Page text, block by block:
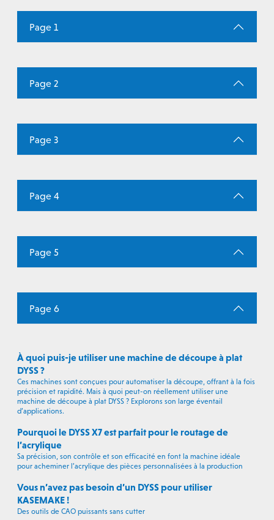
Page 1
Page 2
Page 3
Page 4
Page 5
Page 6
À quoi puis-je utiliser une machine de découpe à plat
DYSS ?
Ces machines sont conçues pour automatiser la découpe, offrant à la fois
précision et rapidité. Mais à quoi peut-on réellement utiliser une
machine de découpe à plat DYSS ? Explorons son large éventail
d’applications.
Pourquoi le DYSS X7 est parfait pour le routage de
l’acrylique
Sa précision, son contrôle et son efficacité en font la machine idéale
pour acheminer l’acrylique des pièces personnalisées à la production
Vous n’avez pas besoin d’un DYSS pour utiliser
KASEMAKE !
Des outils de CAO puissants sans cutter